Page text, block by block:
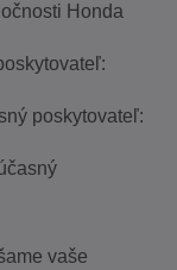
Honda
poskytovateľ:
vaše